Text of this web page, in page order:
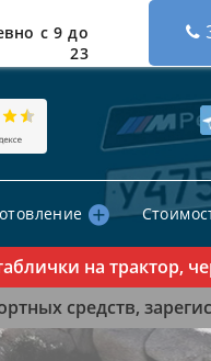
с 9 до
23
на трактор,
средств,